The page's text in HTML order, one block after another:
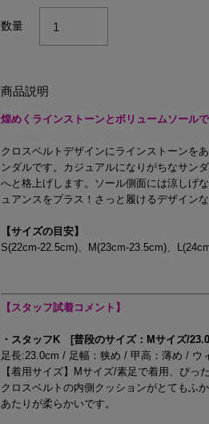
数量
商品説明
煌めくラインストーンとボリュームソール
クロスベルトデザインにラインストーンを
ンダルです。カジュアルになりがちなサン
へと格上げします。ソール側面には涼しげ
ュアンスをプラス！さっと履けるデザイン
【サイズの目安】
S(22cm-22.5cm)、M(23cm-23.5cm)、
【スタッフ試着コメント】
・スタッフK [普段のサイズ：Mサイズ/
足長:23.0cm / 足幅：狭め / 甲高：薄め / ウ
【着用サイズ】Mサイズ/素足で着用、ぴっ
クロスベルトの内側クッションがとてもふ
あたりが柔らかいです。